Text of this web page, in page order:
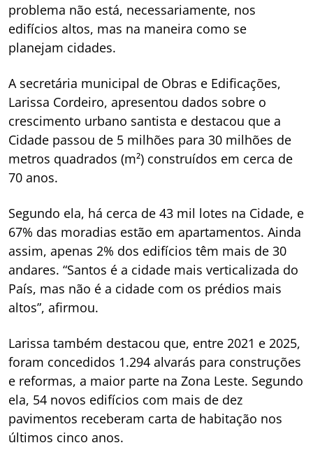
problema não está, necessariamente, nos
edifícios altos, mas na maneira como se
planejam cidades.
A secretária municipal de Obras e Edificações,
Larissa Cordeiro, apresentou dados sobre o
crescimento urbano santista e destacou que a
Cidade passou de 5 milhões para 30 milhões de
metros quadrados (m²) construídos em cerca de
70 anos.
Segundo ela, há cerca de 43 mil lotes na Cidade, e
67% das moradias estão em apartamentos. Ainda
assim, apenas 2% dos edifícios têm mais de 30
andares. “Santos é a cidade mais verticalizada do
País, mas não é a cidade com os prédios mais
altos”, afirmou.
Larissa também destacou que, entre 2021 e 2025,
foram concedidos 1.294 alvarás para construções
e reformas, a maior parte na Zona Leste. Segundo
ela, 54 novos edifícios com mais de dez
pavimentos receberam carta de habitação nos
últimos cinco anos.